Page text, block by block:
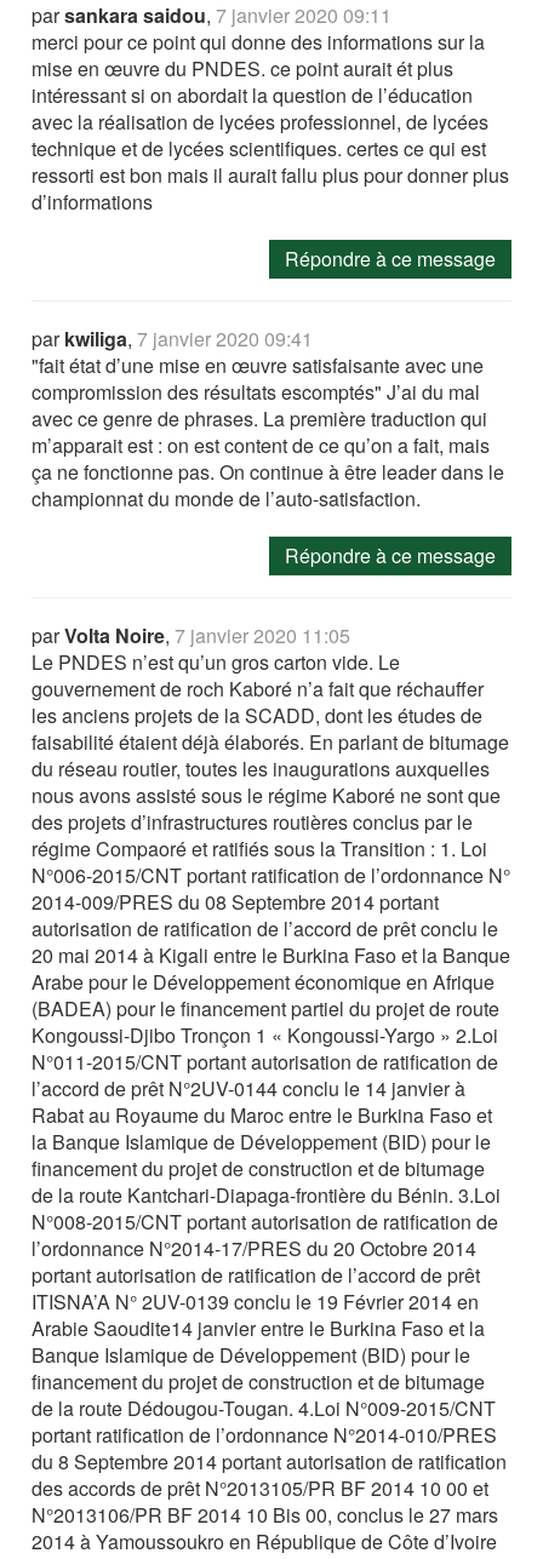
parsankara saidou,7 janvier 2020 09:11
merci pour ce point qui donne des informations sur la
mise en œuvre du PNDES. ce point aurait ét plus
intéressant si on abordait la question de l’éducation
avec la réalisation de lycées professionnel, de lycées
technique et de lycées scientifiques. certes ce qui est
ressorti est bon mais il aurait fallu plus pour donner plus
d’informations
Répondre à ce message
parkwiliga,7 janvier 2020 09:41
"fait état d’une mise en œuvre satisfaisante avec une
compromission des résultats escomptés" J’ai du mal
avec ce genre de phrases. La première traduction qui
m’apparait est : on est content de ce qu’on a fait, mais
ça ne fonctionne pas. On continue à être leader dans le
championnat du monde de l’auto-satisfaction.
Répondre à ce message
parVolta Noire,7 janvier 2020 11:05
Le PNDES n’est qu’un gros carton vide. Le
gouvernement de roch Kaboré n’a fait que réchauffer
les anciens projets de la SCADD, dont les études de
faisabilité étaient déjà élaborés. En parlant de bitumage
du réseau routier, toutes les inaugurations auxquelles
nous avons assisté sous le régime Kaboré ne sont que
des projets d’infrastructures routières conclus par le
régime Compaoré et ratifiés sous la Transition : 1. Loi
N°006-2015/CNT portant ratification de l’ordonnance N°
2014-009/PRES du 08 Septembre 2014 portant
autorisation de ratification de l’accord de prêt conclu le
20 mai 2014 à Kigali entre le Burkina Faso et la Banque
Arabe pour le Développement économique en Afrique
(BADEA) pour le financement partiel du projet de route
Kongoussi-Djibo Tronçon 1 « Kongoussi-Yargo » 2.Loi
N°011-2015/CNT portant autorisation de ratification de
l’accord de prêt N°2UV-0144 conclu le 14 janvier à
Rabat au Royaume du Maroc entre le Burkina Faso et
la Banque Islamique de Développement (BID) pour le
financement du projet de construction et de bitumage
de la route Kantchari-Diapaga-frontière du Bénin. 3.Loi
N°008-2015/CNT portant autorisation de ratification de
l’ordonnance N°2014-17/PRES du 20 Octobre 2014
portant autorisation de ratification de l’accord de prêt
ITISNA’A N° 2UV-0139 conclu le 19 Février 2014 en
Arabie Saoudite14 janvier entre le Burkina Faso et la
Banque Islamique de Développement (BID) pour le
financement du projet de construction et de bitumage
de la route Dédougou-Tougan. 4.Loi N°009-2015/CNT
portant ratification de l’ordonnance N°2014-010/PRES
du 8 Septembre 2014 portant autorisation de ratification
des accords de prêt N°2013105/PR BF 2014 10 00 et
N°2013106/PR BF 2014 10 Bis 00, conclus le 27 mars
2014 à Yamoussoukro en République de Côte d’Ivoire